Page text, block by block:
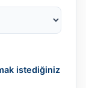
istediğiniz